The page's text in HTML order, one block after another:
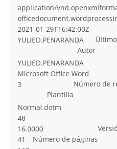
application/
2021-01-29T16:42:00Z
YULIED.PENARANDA
Autor
YULIED.PENARANDA
Microsoft Office Word
Número de
3
Plantilla
Normal.dotm
48
16.0000
Número de páginas
41